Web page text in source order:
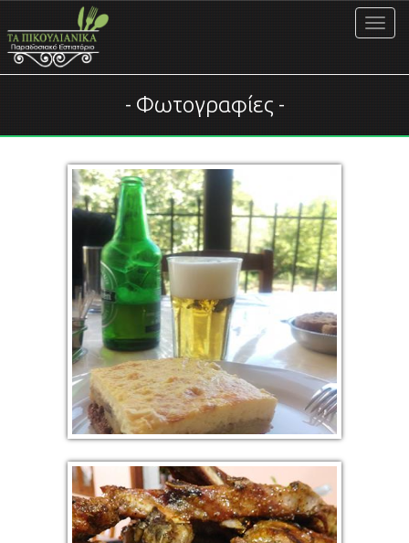
MENU
Φωτογραφίες